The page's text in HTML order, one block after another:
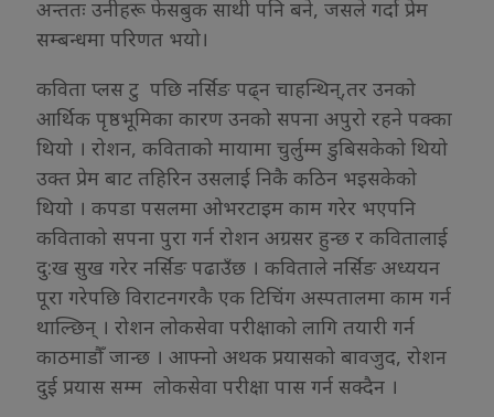
अन्ततः उनीहरू फेसबुक साथी पनि बने, जसले गर्दा प्रेम
सम्बन्धमा परिणत भयो।
कविता प्लस टु पछि नर्सिङ पढ्न चाहन्थिन्,तर उनको
आर्थिक पृष्ठभूमिका कारण उनको सपना अपुरो रहने पक्का
थियो । रोशन, कविताको मायामा चुर्लुम्म डुबिसकेको थियो
उक्त प्रेम बाट तहिरिन उसलाई निकै कठिन भइसकेको
थियो । कपडा पसलमा ओभरटाइम काम गरेर भएपनि
कविताको सपना पुरा गर्न रोशन अग्रसर हुन्छ र कवितालाई
दु:ख सुख गरेर नर्सिङ पढाउँछ । कविताले नर्सिङ अध्ययन
पूरा गरेपछि विराटनगरकै एक टिचिंग अस्पतालमा काम गर्न
थाल्छिन् । रोशन लोकसेवा परीक्षाको लागि तयारी गर्न
काठमाडौँ जान्छ । आफ्नो अथक प्रयासको बावजुद, रोशन
दुई प्रयास सम्म लोकसेवा परीक्षा पास गर्न सक्दैन ।